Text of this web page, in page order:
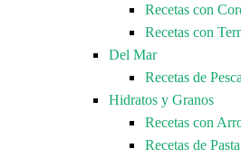
Recetas con
Recetas con
Del Mar
Recetas de
Hidratos y Granos
Recetas con
Recetas de Pasta